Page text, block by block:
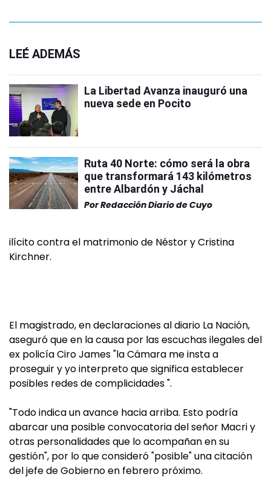
LEÉ ADEMÁS
La Libertad Avanza inauguró una
nueva sede en Pocito
Ruta 40 Norte: cómo será la obra
que transformará 143 kilómetros
entre Albardón y Jáchal
PorRedacción Diario de Cuyo
ilícito contra el matrimonio de Néstor y Cristina
Kirchner.
El magistrado, en declaraciones al diario La Nación,
aseguró que en la causa por las escuchas ilegales del
ex policía Ciro James "la Cámara me insta a
proseguir y yo interpreto que significa establecer
posibles redes de complicidades ".
"Todo indica un avance hacia arriba. Esto podría
abarcar una posible convocatoria del señor Macri y
otras personalidades que lo acompañan en su
gestión", por lo que consideró "posible" una citación
del jefe de Gobierno en febrero próximo.